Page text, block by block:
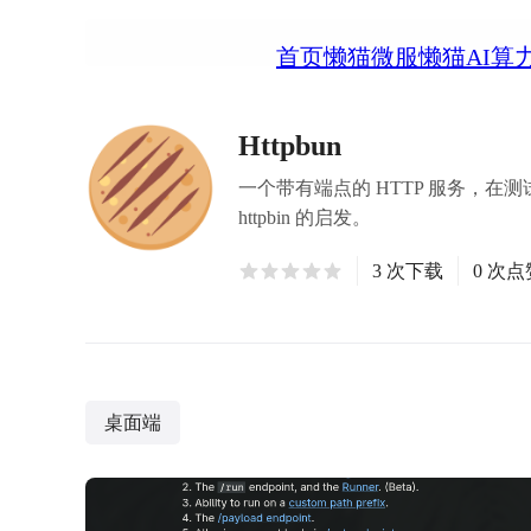
首页懒猫微服懒猫AI算
Httpbun
一个带有端点的 HTTP 服务，在
httpbin 的启发。
3 次下载 0 次点
桌面端